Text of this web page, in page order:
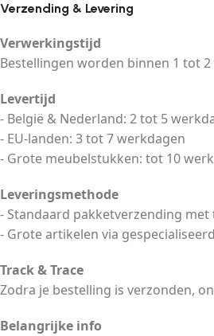
Verzending & Levering
Verwerkingstijd
Bestellingen worden binnen 1 tot
Levertijd
- België & Nederland: 2 tot 5
- EU-landen: 3 tot 7 werkdagen
- Grote meubelstukken: tot 10
Leveringsmethode
- Standaard pakketverzending
- Grote artikelen via
Track & Trace
Zodra je bestelling is verzonden,
Belangrijke info